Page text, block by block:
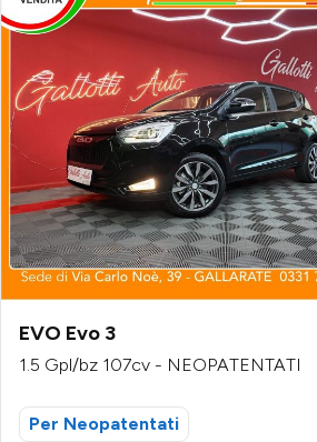
EVO Evo 3
1.5 Gpl/bz 107cv - NEOPATENTATI
Per Neopatentati